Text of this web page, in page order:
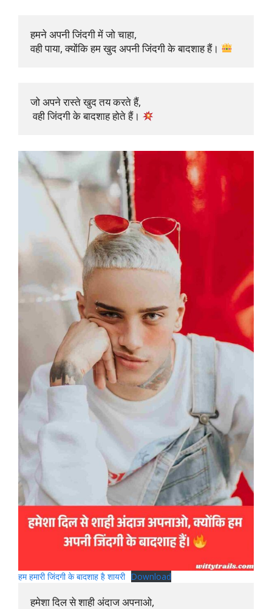
हमने अपनी जिंदगी में जो चाहा,
वही पाया, क्योंकि हम खुद अपनी जिंदगी के बादशाह हैं।
जो अपने रास्ते खुद तय करते हैं,
वही जिंदगी के बादशाह होते हैं।
हम हमारी जिंदगी के बादशाह है शायरी Download
हमेशा दिल से शाही अंदाज अपनाओ,